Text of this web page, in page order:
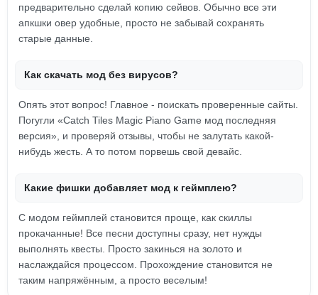
предварительно сделай копию сейвов. Обычно все эти
апкшки овер удобные, просто не забывай сохранять
старые данные.
Как скачать мод без вирусов?
Опять этот вопрос! Главное - поискать проверенные сайты.
Погугли «Catch Tiles Magic Piano Game мод последняя
версия», и проверяй отзывы, чтобы не залутать какой-
нибудь жесть. А то потом порвешь свой девайс.
Какие фишки добавляет мод к геймплею?
С модом геймплей становится проще, как скиллы
прокачанные! Все песни доступны сразу, нет нужды
выполнять квесты. Просто закинься на золото и
наслаждайся процессом. Прохождение становится не
таким напряжённым, а просто веселым!